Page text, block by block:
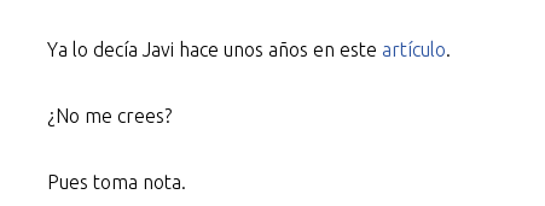
Ya lo decía Javi hace unos años en este artículo.
¿No me crees?
Pues toma nota.